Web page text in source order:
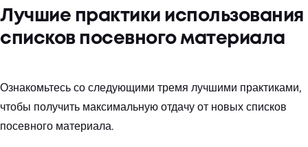
Лучшие практики использования
списков посевного материала
Ознакомьтесь со следующими тремя лучшими практиками,
чтобы получить максимальную отдачу от новых списков
посевного материала.